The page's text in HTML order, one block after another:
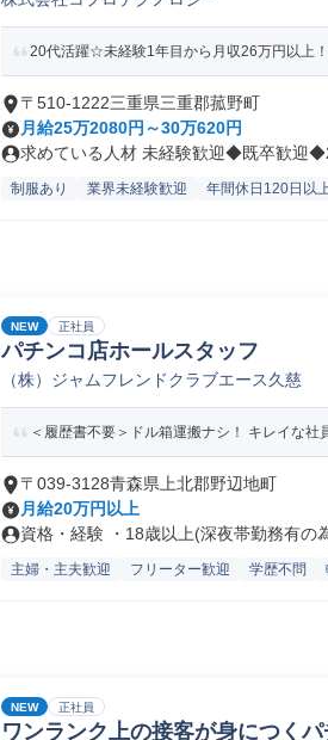
20代活躍☆未経験1年目から月収26万円以上
〒510-1222三重県三重郡菰野町
月給25万2080円～30万620円
求めている人材 未経験歓迎◆既卒歓迎
制服あり 業界未経験歓迎 年間休日120日以
NEW 正社員
パチンコ店ホールスタッフ
（株）ジャムフレンドクラブエース久慈
＜履歴書不要＞ドル箱運搬ナシ！ キレイな社
〒039-3128青森県上北郡野辺地町
月給20万円以上
資格・経験 ・18歳以上(深夜帯勤務有の
主婦・主夫歓迎 フリーター歓迎 学歴不問
NEW 正社員
ワンランク上の接客が身につく